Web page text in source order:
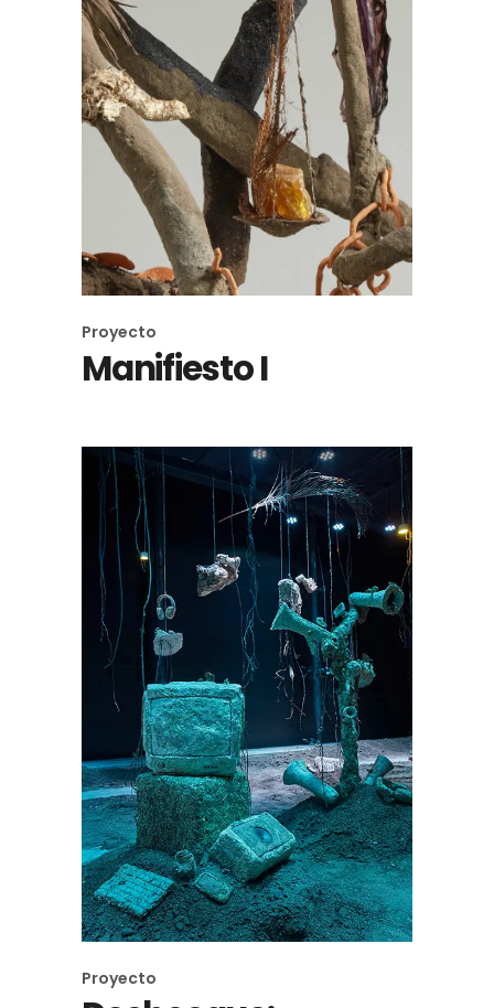
Proyecto
Manifiesto I
Proyecto